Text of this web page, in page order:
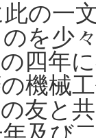
の一
を少
四年
機械
友と